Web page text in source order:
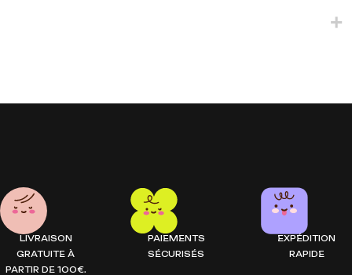
LIVRAISON
GRATUITE À
PARTIR DE 100€.
PAIEMENTS
SÉCURISÉS
EXPÉDITION
RAPIDE